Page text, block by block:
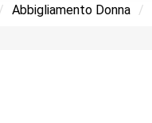
Abbigliamento Donna